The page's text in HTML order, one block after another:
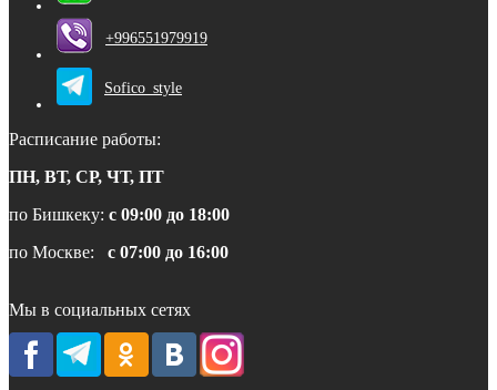
+996551979919
Sofico_style
Расписание работы:
ПН, ВТ, СР, ЧТ, ПТ
по Бишкеку: с 09:00 до 18:00
по Москве: с 07:00 до 16:00
Мы в социальных сетях